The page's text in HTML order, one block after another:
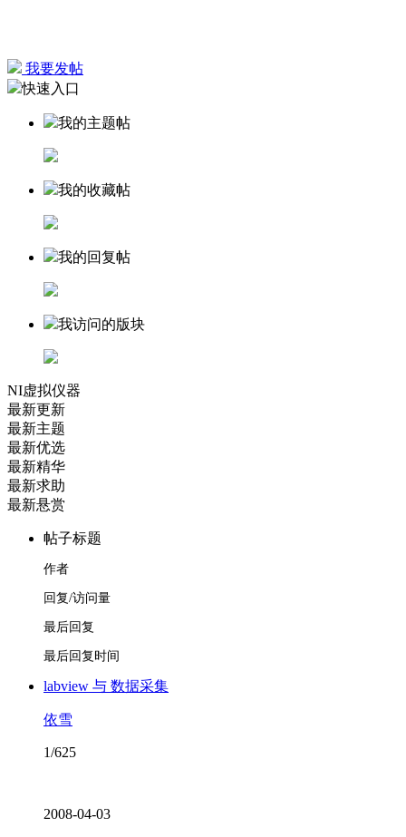
我要发帖
快速入口
我的主题帖
我的收藏帖
我的回复帖
我访问的版块
NI虚拟仪器
最新更新
最新主题
最新优选
最新精华
最新求助
最新悬赏
帖子标题
作者
回复/访问量
最后回复
最后回复时间
labview 与 数据采集
依雪
1/625
2008-04-03